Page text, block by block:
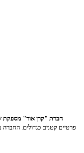
חברת "קרן אור" מספקת
פרטיים קטנים כגדולים. החברה